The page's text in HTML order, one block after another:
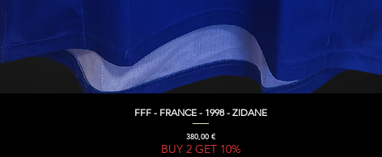
Aperçu rapide
FFF - FRANCE - 1998 - ZIDANE
Prix
380,00 €
BUY 2 GET 10%